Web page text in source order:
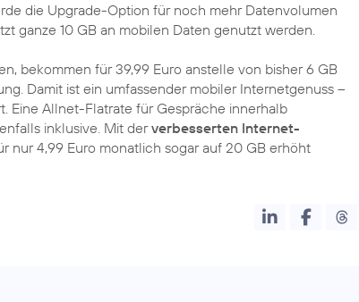
die Upgrade-Option für noch mehr Datenvolumen
ganze 10 GB an mobilen Daten genutzt werden.
bekommen für 39,99 Euro anstelle von bisher 6 GB
Damit ist ein umfassender mobiler Internetgenuss –
Eine Allnet-Flatrate für Gespräche innerhalb
inklusive. Mit derverbesserten Internet-
nur 4,99 Euro monatlich sogar auf 20 GB erhöht